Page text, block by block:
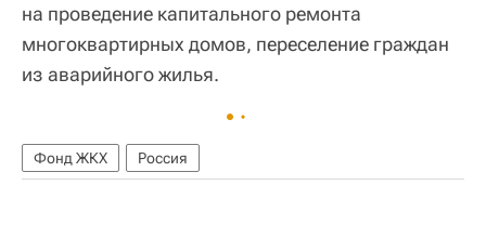
на проведение капитального ремонта
многоквартирных домов, переселение граждан
из аварийного жилья.
Фонд ЖКХ Россия